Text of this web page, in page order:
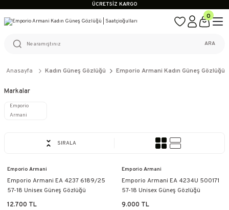
ÜCRETSİZ KARGO
WEB SİTESİNE ÖZEL FİYATLAR
KAÇIRILMAYACAK FIRSATLAR
0
ARA
Anasayfa Kadın Güneş Gözlüğü Emporio Armani Kadın Güneş Gözlüğü
Markalar
Emporio
Armani
SIRALA
Emporio Armani
Emporio Armani EA 4237 6189/25
57-18 Unisex Güneş Gözlüğü
12.700 TL
Emporio Armani
Emporio Armani EA 4234U 500171
57-18 Unisex Güneş Gözlüğü
9.000 TL